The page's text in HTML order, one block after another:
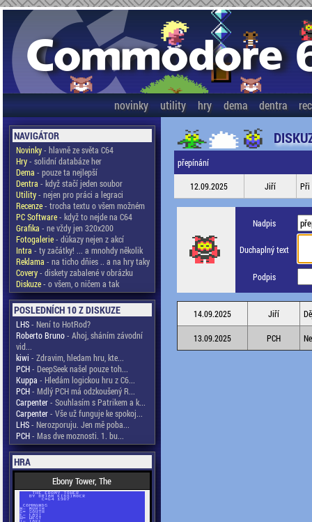
novinky utility hry dema dentra
NAVIGÁTOR
Novinky- hlavně ze světa C64
Hry- solidní databáze her
Dema - pouze ta nejlepší
Dentra - když stačí jeden soubor
Utility- nejen pro práci a legraci
Recenze- trocha textu o všem možném
PC Software- když to nejde na C64
Grafika - ne vždy jen 320x200
Fotogalerie- důkazy nejen z akcí
Intra - ty začátky! ... a mnohdy několik
Reklama - na ticho dňies .. a na hry taky
Covery- diskety zabalené v obrázku
Diskuze- o všem, o ničem a tak
POSLEDNÍCH 10 Z DISKUZE
LHS- Není to HotRod?
Roberto Bruno- Ahoj, sháním závodní
vid...
kiwi - Zdravim, hledam hru, kte...
PCH- DeepSeek našel pouze toh...
Kuppa - Hledám logickou hru z C6...
PCH- Mdlý PCH má odzkoušený R...
Carpenter- Souhlasím s Patrikem a k...
Carpenter- Vše už funguje ke spokoj...
LHS- Nerozporuju. Jen mě poba...
PCH- Mas dve moznosti. 1. bu...
HRA
Ebony Tower, The
přepínání
12.09.2025 Jiří Při
Nadpis
Duchaplný text
Podpis
14.09.2025 Jiří
13.09.2025 PCH